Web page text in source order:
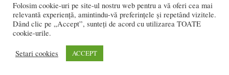
numai cu acordul expres al Bistriteanul.Ro. © Copyright 2008 -
2021 Bistrițeanul.ro
Folosim cookie-uri pe site-ul nostru web pentru a vă oferi cea mai
relevantă experiență, amintindu-vă preferințele și repetând vizitele.
Dând clic pe „Accept”, sunteți de acord cu utilizarea TOATE
cookie-urile.
Setari cookies ACCEPT